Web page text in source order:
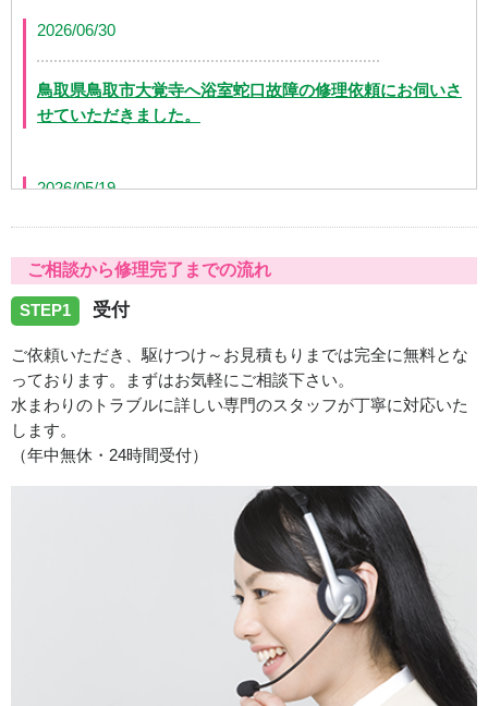
2026/06/30
鳥取県鳥取市大覚寺へ浴室蛇口故障の修理依頼にお伺いさ
せていただきました。
2026/05/19
た
2026/04/23
鳥取県米子市石井に洗濯蛇口の水漏れでお伺いしました。
鳥取県鳥取市行徳へ洗濯排水つまり除去作業に伺いまし
鳥取県鳥取市横枕へ洗面台交換にお伺いしました。
ご相談から修理完了までの流れ
STEP1 受付
ご依頼いただき、駆けつけ～お見積もりまでは完全に無料とな
っております。まずはお気軽にご相談下さい。
水まわりのトラブルに詳しい専門のスタッフが丁寧に対応いた
します。
（年中無休・24時間受付）